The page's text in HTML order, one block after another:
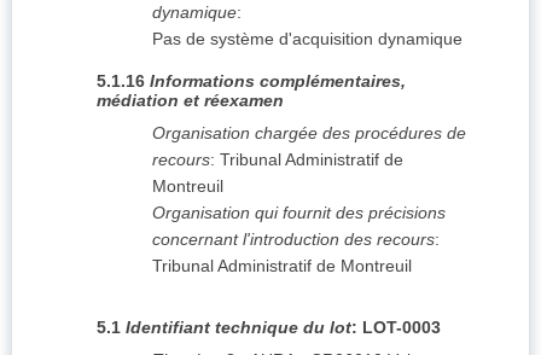
dynamique:
Pas de système d'acquisition dynamique
5.1.16 Informations complémentaires,
médiation et réexamen
Organisation chargée des procédures de
recours: Tribunal Administratif de
Montreuil
Organisation qui fournit des précisions
concernant l'introduction des recours:
Tribunal Administratif de Montreuil
5.1 Identifiant technique du lot: LOT-0003